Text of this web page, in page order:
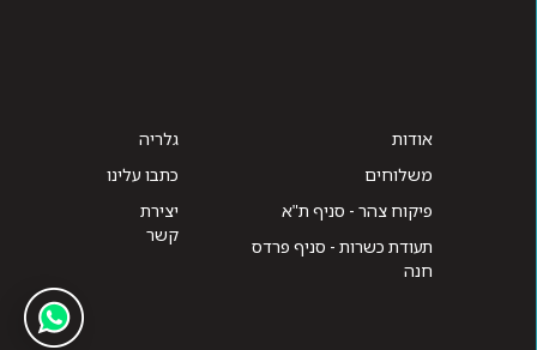
אודות
משלוחים
פיקוח צהר - סניף ת"א
תעודת כשרות - סניף פרדס
חנה
גלריה
כתבו עלינו
יצירת
קשר